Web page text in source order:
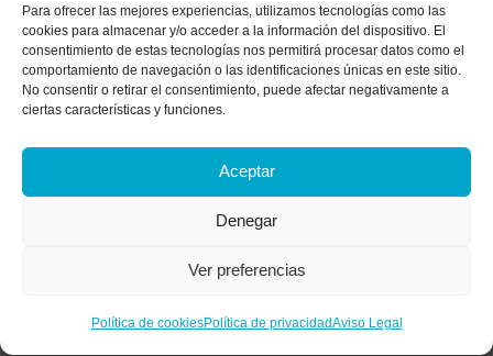
Para ofrecer las mejores experiencias, utilizamos tecnologías como las
cookies para almacenar y/o acceder a la información del dispositivo. El
consentimiento de estas tecnologías nos permitirá procesar datos como el
comportamiento de navegación o las identificaciones únicas en este sitio.
No consentir o retirar el consentimiento, puede afectar negativamente a
ciertas características y funciones.
Aceptar
Denegar
Ver preferencias
Política de cookiesPolítica de privacidadAviso Legal
Mente
Estilos de afrontamiento: ¿Cómo gestionas el
malestar?
Historia de un matrimonio bajo el microscopio: el
análisis de las heridas que apagan el amor
¿Tratas de parar tu mente? Descubre por qué
luchar contra tus pensamientos los vuelve más
La anestesia colectiva: Alcoholismo funcional y
síntomas de una adicción invisible